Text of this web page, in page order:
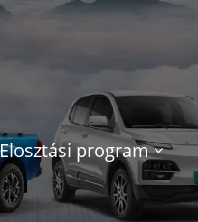
Elosztási program